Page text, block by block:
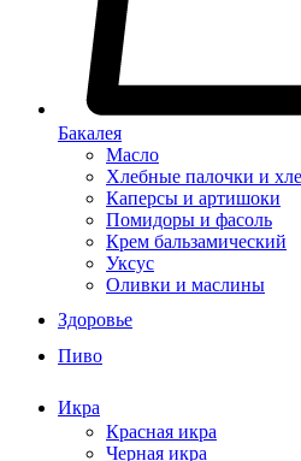
Бакалея
Масло
Хлебные палочки и
Каперсы и артишоки
Помидоры и фасоль
Крем бальзамический
Уксус
Оливки и маслины
Здоровье
Пиво
Икра
Красная икра
Черная икра